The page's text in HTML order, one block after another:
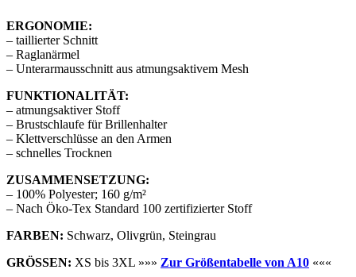
ERGONOMIE:
– taillierter Schnitt
– Raglanärmel
– Unterarmausschnitt aus atmungsaktivem Mesh
FUNKTIONALITÄT:
– atmungsaktiver Stoff
– Brustschlaufe für Brillenhalter
– Klettverschlüsse an den Armen
– schnelles Trocknen
ZUSAMMENSETZUNG:
– 100% Polyester; 160 g/m²
– Nach Öko-Tex Standard 100 zertifizierter Stoff
FARBEN: Schwarz, Olivgrün, Steingrau
GRÖSSEN: XS bis 3XL »»» Zur Größentabelle von A10 «««